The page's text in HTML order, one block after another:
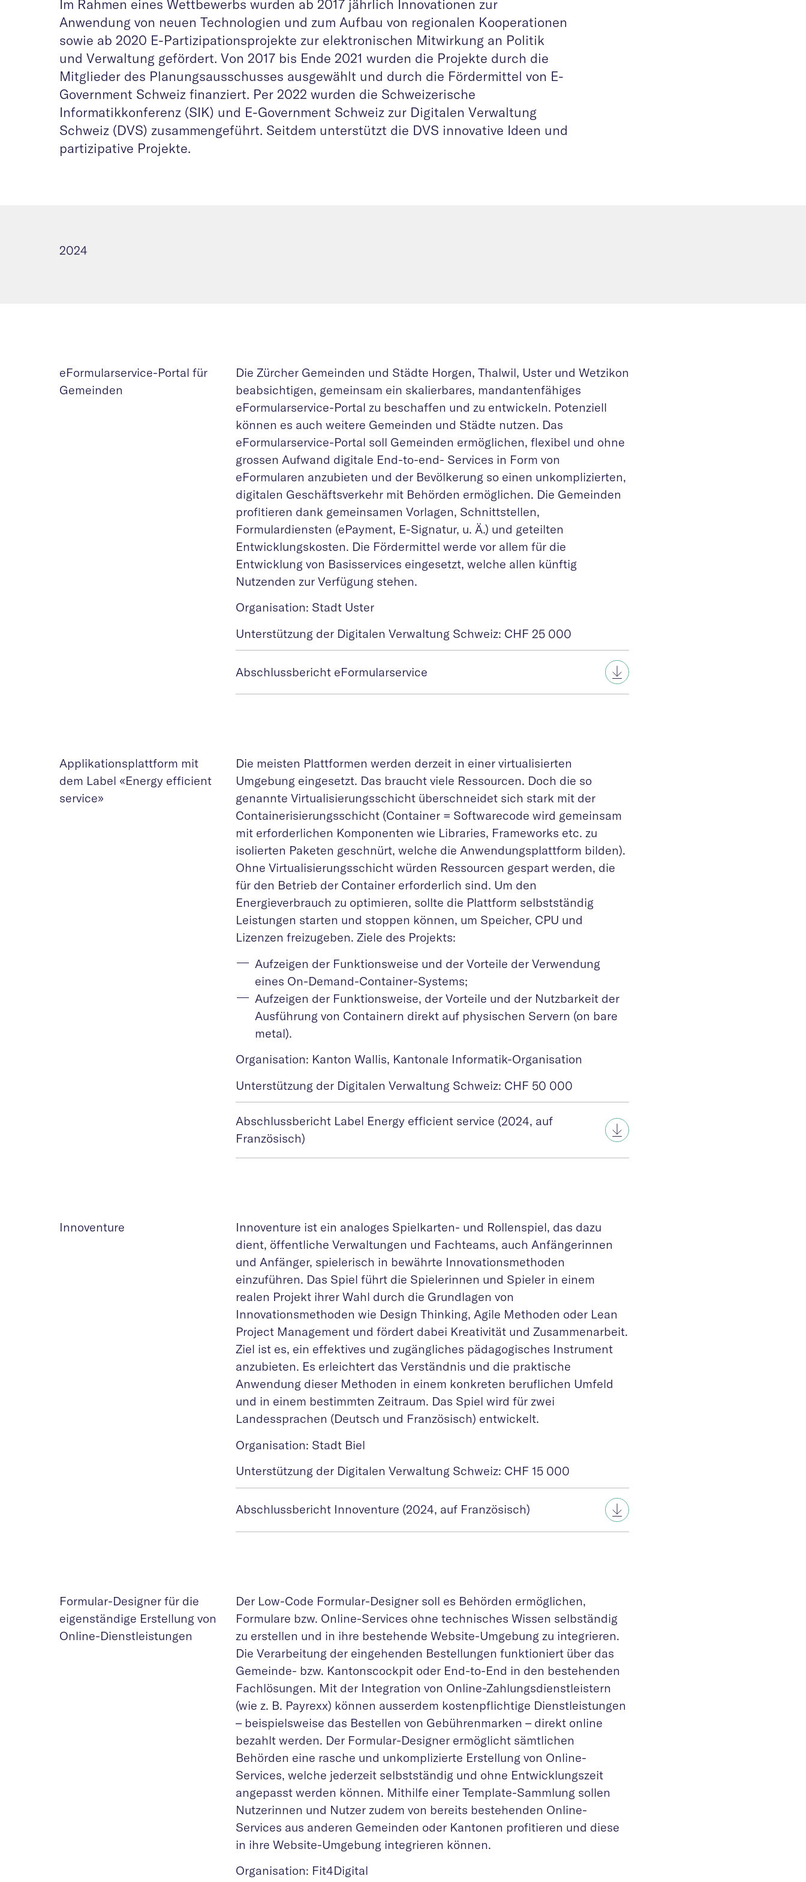
Im Rahmen eines Wettbewerbs wurden ab 2017 jährlich Innovationen zur
Anwendung von neuen Technologien und zum Aufbau von regionalen Kooperationen
sowie ab 2020 E-Partizipationsprojekte zur elektronischen Mitwirkung an Politik
und Verwaltung gefördert. Von 2017 bis Ende 2021 wurden die Projekte durch die
Mitglieder des Planungsausschusses ausgewählt und durch die Fördermittel von E-
Government Schweiz finanziert. Per 2022 wurden die Schweizerische
Informatikkonferenz (SIK) und E-Government Schweiz zur Digitalen Verwaltung
Schweiz (DVS) zusammengeführt. Seitdem unterstützt die DVS innovative Ideen und
partizipative Projekte.
2024
eFormularservice-Portal für
Gemeinden
Die Zürcher Gemeinden und Städte Horgen, Thalwil, Uster und Wetzikon
beabsichtigen, gemeinsam ein skalierbares, mandantenfähiges
eFormularservice-Portal zu beschaffen und zu entwickeln. Potenziell
können es auch weitere Gemeinden und Städte nutzen. Das
eFormularservice-Portal soll Gemeinden ermöglichen, flexibel und ohne
grossen Aufwand digitale End-to-end- Services in Form von
eFormularen anzubieten und der Bevölkerung so einen unkomplizierten,
digitalen Geschäftsverkehr mit Behörden ermöglichen. Die Gemeinden
profitieren dank gemeinsamen Vorlagen, Schnittstellen,
Formulardiensten (ePayment, E-Signatur, u. Ä.) und geteilten
Entwicklungskosten. Die Fördermittel werde vor allem für die
Entwicklung von Basisservices eingesetzt, welche allen künftig
Nutzenden zur Verfügung stehen.
Organisation: Stadt Uster
Unterstützung der Digitalen Verwaltung Schweiz: CHF 25 000
Abschlussbericht eFormularservice
Applikationsplattform mit
dem Label «Energy efficient
service»
Die meisten Plattformen werden derzeit in einer virtualisierten
Umgebung eingesetzt. Das braucht viele Ressourcen. Doch die so
genannte Virtualisierungsschicht überschneidet sich stark mit der
Containerisierungsschicht (Container = Softwarecode wird gemeinsam
mit erforderlichen Komponenten wie Libraries, Frameworks etc. zu
isolierten Paketen geschnürt, welche die Anwendungsplattform bilden).
Ohne Virtualisierungsschicht würden Ressourcen gespart werden, die
für den Betrieb der Container erforderlich sind. Um den
Energieverbrauch zu optimieren, sollte die Plattform selbstständig
Leistungen starten und stoppen können, um Speicher, CPU und
Lizenzen freizugeben. Ziele des Projekts:
Aufzeigen der Funktionsweise und der Vorteile der Verwendung
eines On-Demand-Container-Systems;
Aufzeigen der Funktionsweise, der Vorteile und der Nutzbarkeit der
Ausführung von Containern direkt auf physischen Servern (on bare
metal).
Organisation: Kanton Wallis, Kantonale Informatik-Organisation
Unterstützung der Digitalen Verwaltung Schweiz: CHF 50 000
Abschlussbericht Label Energy efficient service (2024, auf
Französisch)
Innoventure
Innoventure ist ein analoges Spielkarten- und Rollenspiel, das dazu
dient, öffentliche Verwaltungen und Fachteams, auch Anfängerinnen
und Anfänger, spielerisch in bewährte Innovationsmethoden
einzuführen. Das Spiel führt die Spielerinnen und Spieler in einem
realen Projekt ihrer Wahl durch die Grundlagen von
Innovationsmethoden wie Design Thinking, Agile Methoden oder Lean
Project Management und fördert dabei Kreativität und Zusammenarbeit.
Ziel ist es, ein effektives und zugängliches pädagogisches Instrument
anzubieten. Es erleichtert das Verständnis und die praktische
Anwendung dieser Methoden in einem konkreten beruflichen Umfeld
und in einem bestimmten Zeitraum. Das Spiel wird für zwei
Landessprachen (Deutsch und Französisch) entwickelt.
Organisation: Stadt Biel
Unterstützung der Digitalen Verwaltung Schweiz: CHF 15 000
Abschlussbericht Innoventure (2024, auf Französisch)
Formular-Designer für die
eigenständige Erstellung von
Online-Dienstleistungen
Der Low-Code Formular-Designer soll es Behörden ermöglichen,
Formulare bzw. Online-Services ohne technisches Wissen selbständig
zu erstellen und in ihre bestehende Website-Umgebung zu integrieren.
Die Verarbeitung der eingehenden Bestellungen funktioniert über das
Gemeinde- bzw. Kantonscockpit oder End-to-End in den bestehenden
Fachlösungen. Mit der Integration von Online-Zahlungsdienstleistern
(wie z. B. Payrexx) können ausserdem kostenpflichtige Dienstleistungen
– beispielsweise das Bestellen von Gebührenmarken – direkt online
bezahlt werden. Der Formular-Designer ermöglicht sämtlichen
Behörden eine rasche und unkomplizierte Erstellung von Online-
Services, welche jederzeit selbstständig und ohne Entwicklungszeit
angepasst werden können. Mithilfe einer Template-Sammlung sollen
Nutzerinnen und Nutzer zudem von bereits bestehenden Online-
Services aus anderen Gemeinden oder Kantonen profitieren und diese
in ihre Website-Umgebung integrieren können.
Organisation: Fit4Digital